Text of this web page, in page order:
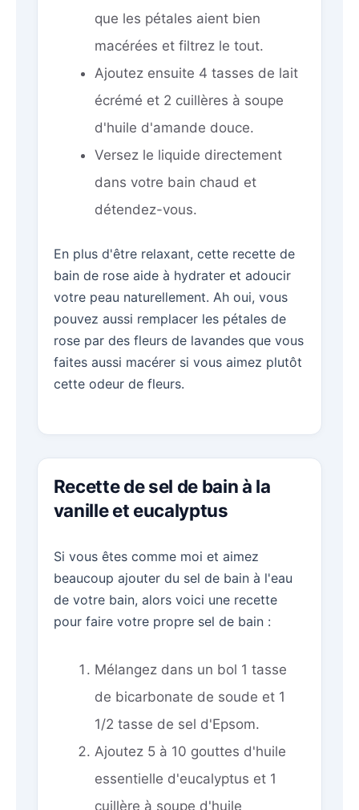
que les pétales aient bien
macérées et filtrez le tout.
Ajoutez ensuite 4 tasses de lait
écrémé et 2 cuillères à soupe
d'huile d'amande douce.
Versez le liquide directement
dans votre bain chaud et
détendez-vous.
En plus d'être relaxant, cette recette de
bain de rose aide à hydrater et adoucir
votre peau naturellement. Ah oui, vous
pouvez aussi remplacer les pétales de
rose par des fleurs de lavandes que vous
faites aussi macérer si vous aimez plutôt
cette odeur de fleurs.
Recette de sel de bain à la
vanille et eucalyptus
Si vous êtes comme moi et aimez
beaucoup ajouter du sel de bain à l'eau
de votre bain, alors voici une recette
pour faire votre propre sel de bain :
Mélangez dans un bol 1 tasse
de bicarbonate de soude et 1
1/2 tasse de sel d'Epsom.
Ajoutez 5 à 10 gouttes d'huile
essentielle d'eucalyptus et 1
cuillère à soupe d'huile